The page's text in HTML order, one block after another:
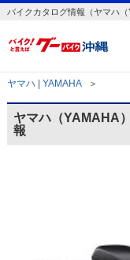
バイクカタログ情報（ヤマハ（
ヤマハ | YAMAHA ＞
ヤマハ（YAMAHA
報